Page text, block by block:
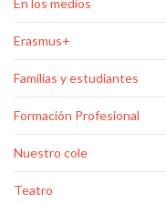
En los medios
Erasmus+
Familias y estudiantes
Formación Profesional
Nuestro cole
Teatro